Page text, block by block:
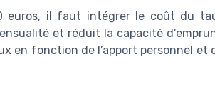
euros, il faut intégrer le coût du
et réduit la capacité
en fonction de l’apport personnel et